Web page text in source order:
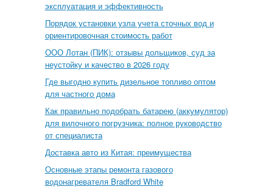
эксплуатация и эффективность
Порядок установки узла учета сточных вод и
ориентировочная стоимость работ
ООО Лотан (ПИК): отзывы дольщиков, суд за
неустойку и качество в 2026 году
Где выгодно купить дизельное топливо оптом
для частного дома
Как правильно подобрать батарею (аккумулятор)
для вилочного погрузчика: полное руководство
от специалиста
Доставка авто из Китая: преимущества
Основные этапы ремонта газового
водонагревателя Bradford White